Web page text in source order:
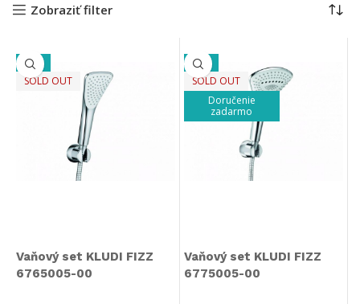
Zobraziť filter
-15%
SOLD OUT
Vaňový set KLUDI FIZZ
6765005-00
-20%
SOLD OUT
Doručenie
zadarmo
Vaňový set KLUDI FIZZ
6775005-00